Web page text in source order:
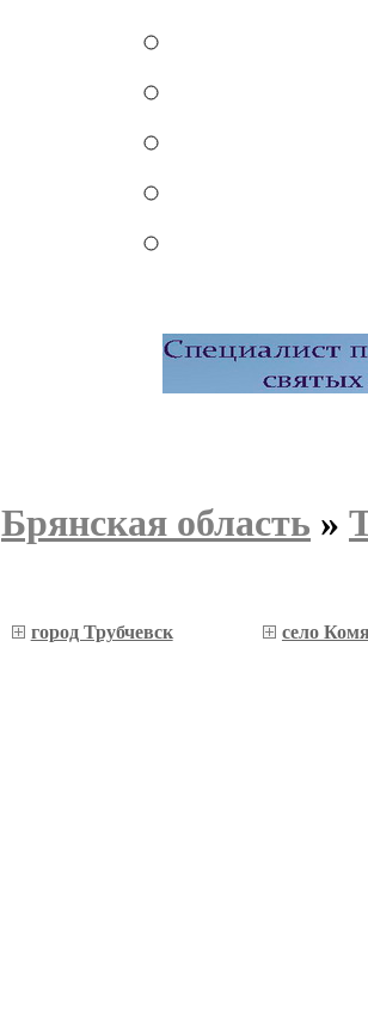
Брянская область »
город Трубчевск село